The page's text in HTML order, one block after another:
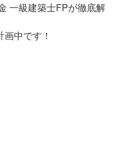
一級建築士FPが徹底解
中です！